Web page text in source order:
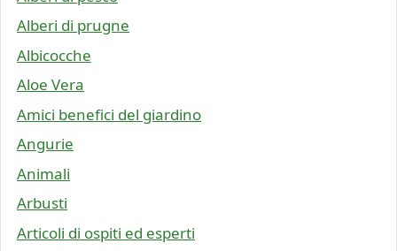
Alberi di prugne
Albicocche
Aloe Vera
Amici benefici del giardino
Angurie
Animali
Arbusti
Articoli di ospiti ed esperti